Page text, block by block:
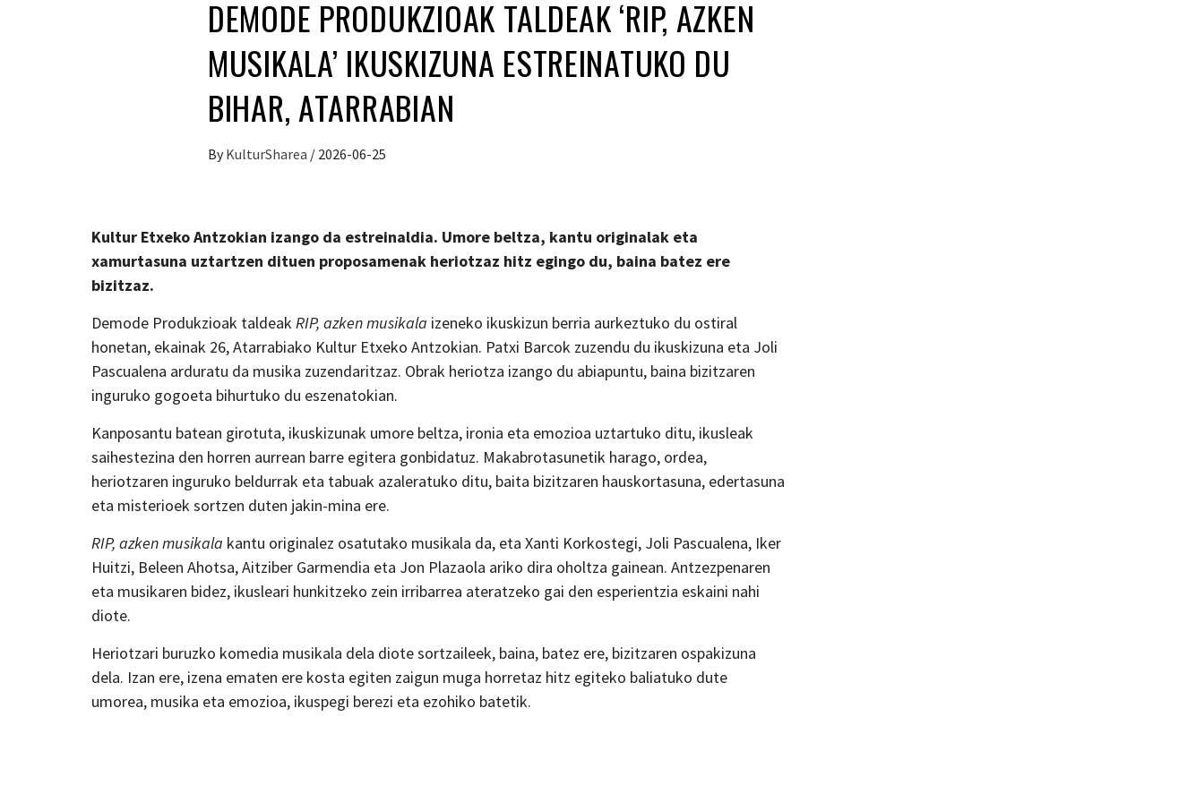
DEMODE PRODUKZIOAK TALDEAK ‘RIP, AZKEN
MUSIKALA’ IKUSKIZUNA ESTREINATUKO DU
BIHAR, ATARRABIAN
By KulturSharea / 2026-06-25
Kultur Etxeko Antzokian izango da estreinaldia. Umore beltza, kantu originalak eta
xamurtasuna uztartzen dituen proposamenak heriotzaz hitz egingo du, baina batez ere
bizitzaz.
Demode Produkzioak taldeak RIP, azken musikala izeneko ikuskizun berria aurkeztuko du ostiral
honetan, ekainak 26, Atarrabiako Kultur Etxeko Antzokian. Patxi Barcok zuzendu du ikuskizuna eta Joli
Pascualena arduratu da musika zuzendaritzaz. Obrak heriotza izango du abiapuntu, baina bizitzaren
inguruko gogoeta bihurtuko du eszenatokian.
Kanposantu batean girotuta, ikuskizunak umore beltza, ironia eta emozioa uztartuko ditu, ikusleak
saihestezina den horren aurrean barre egitera gonbidatuz. Makabrotasunetik harago, ordea,
heriotzaren inguruko beldurrak eta tabuak azaleratuko ditu, baita bizitzaren hauskortasuna, edertasuna
eta misterioek sortzen duten jakin-mina ere.
RIP, azken musikala kantu originalez osatutako musikala da, eta Xanti Korkostegi, Joli Pascualena, Iker
Huitzi, Beleen Ahotsa, Aitziber Garmendia eta Jon Plazaola ariko dira oholtza gainean. Antzezpenaren
eta musikaren bidez, ikusleari hunkitzeko zein irribarrea ateratzeko gai den esperientzia eskaini nahi
diote.
Heriotzari buruzko komedia musikala dela diote sortzaileek, baina, batez ere, bizitzaren ospakizuna
dela. Izan ere, izena ematen ere kosta egiten zaigun muga horretaz hitz egiteko baliatuko dute
umorea, musika eta emozioa, ikuspegi berezi eta ezohiko batetik.